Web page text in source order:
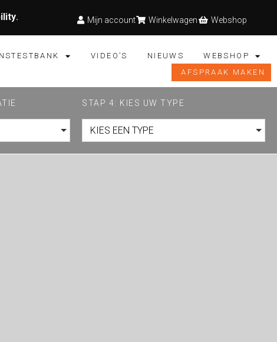
. Mijn account Winkelwagen Webshop
VIDEO’S NIEUWS
WEBSHOP
AFSPRAAK MAKEN
STAP 4: KIES UW TYPE
KIES EEN TYPE